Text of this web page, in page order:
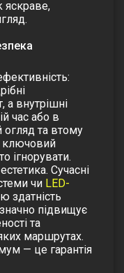
яскраве,
а внутрішні
час або в
та втому
ключовий
ігнорувати.
Сучасні
чи LED-
здатність
підвищує
та
маршрутах.
— це гарантія